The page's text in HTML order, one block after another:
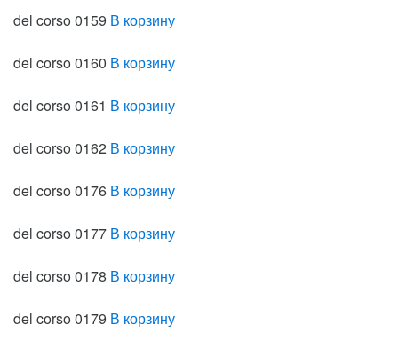
del corso 0159 В корзину
del corso 0160 В корзину
del corso 0161 В корзину
del corso 0162 В корзину
del corso 0176 В корзину
del corso 0177 В корзину
del corso 0178 В корзину
del corso 0179 В корзину